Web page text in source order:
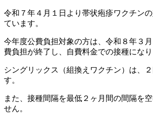
令和７年４月１日より帯状疱疹ワクチン
ています。
今年度公費負担対象の方は、令和８年３
費負担が終了し、自費料金での接種になり
シングリックス（組換えワクチン）は、
す。
また、接種間隔を最低２ヶ月間の間隔を
せん。